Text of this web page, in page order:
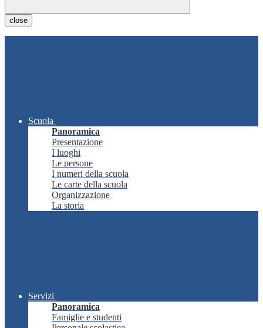
close
Scuola
Panoramica
Presentazione
I luoghi
Le persone
I numeri della scuola
Le carte della scuola
Organizzazione
La storia
Servizi
Panoramica
Famiglie e studenti